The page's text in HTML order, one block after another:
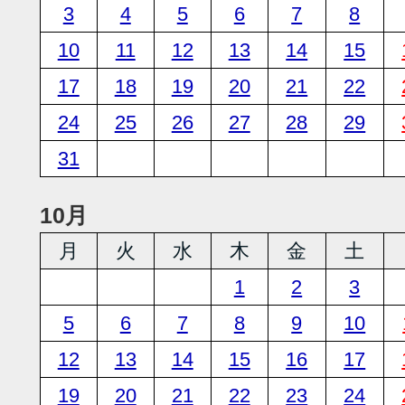
3 4 5 6 7
8
10
11 12 13 14 15
17
18 19 20 21 22
24
25 26 27 28 29
31
10月
月 火 水 木 金 土
1
2
3
5
6 7 8 9 10
12
13 14 15 16 17
19
20 21 22 23 24